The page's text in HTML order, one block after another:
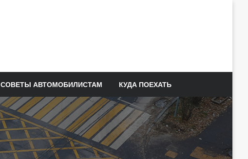
СОВЕТЫ АВТОМОБИЛИСТАМ КУДА ПОЕХАТЬ